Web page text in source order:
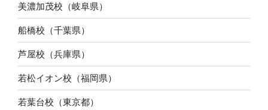
美濃加茂校（岐阜県）
船橋校（千葉県）
芦屋校（兵庫県）
若松イオン校（福岡県）
若葉台校（東京都）